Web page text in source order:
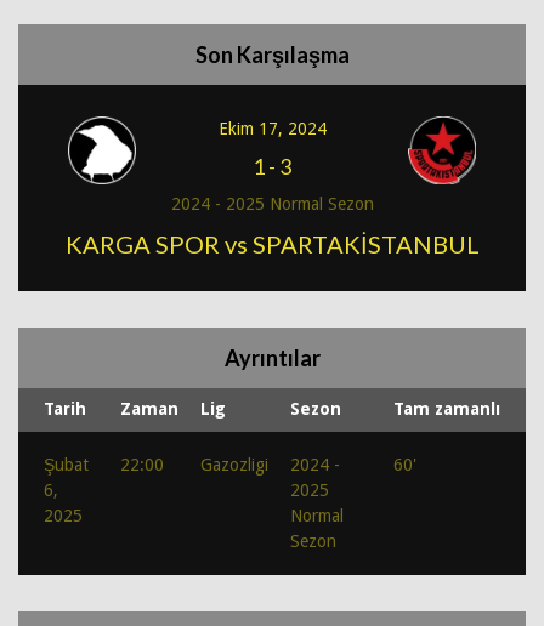
Son Karşılaşma
Ekim 17, 2024
1- 3
2024 - 2025 Normal Sezon
KARGA SPOR vs SPARTAKİSTANBUL
Ayrıntılar
Tarih Zaman Lig Sezon Tam zamanlı
Şubat
6,
2025
22:00 Gazozligi
2024 -
2025
Normal
Sezon
60'